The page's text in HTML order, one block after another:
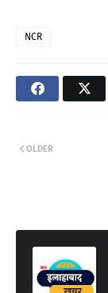
NCR
OLDER